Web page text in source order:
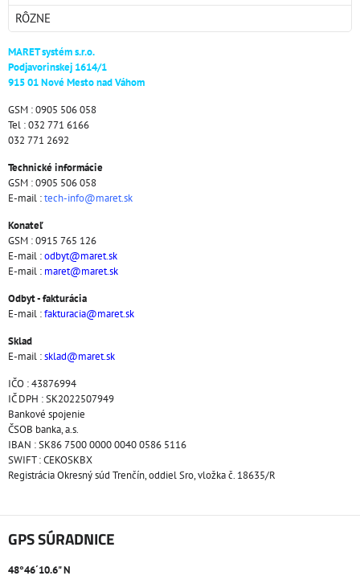
RÔZNE
MARET systém s.r.o.
Podjavorinskej 1614/1
915 01 Nové Mesto nad Váhom
GSM : 0905 506 058
Tel : 032 771 6166
032 771 2692
Technické informácie
GSM : 0905 506 058
E-mail :tech-info@maret.sk
Konateľ
GSM : 0915 765 126
E-mail :odbyt@maret.sk
E-mail : maret@maret.sk
Odbyt - fakturácia
E-mail :fakturacia@maret.sk
Sklad
E-mail :sklad@maret.sk
IČO : 43876994
IČ DPH : SK2022507949
Bankové spojenie
ČSOB banka, a.s.
IBAN : SK86 7500 0000 0040 0586 5116
SWIFT : CEKOSKBX
Registrácia Okresný súd Trenčín, oddiel Sro, vložka č. 18635/R
GPS SÚRADNICE
48°46´10.6" N